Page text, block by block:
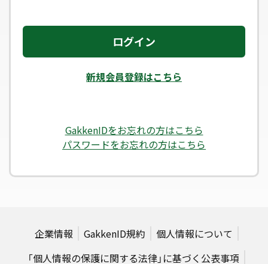
ログイン
新規会員登録はこちら
GakkenIDをお忘れの方はこちら
パスワードをお忘れの方はこちら
企業情報 GakkenID規約
個人情報について
「個人情報の保護に関する法律」に基づく公表事項